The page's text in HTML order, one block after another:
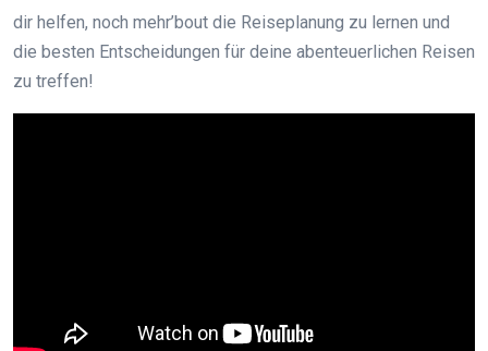
dir helfen, noch mehr’bout die Reiseplanung zu lernen und
die besten Entscheidungen für deine abenteuerlichen Reisen
zu treffen!